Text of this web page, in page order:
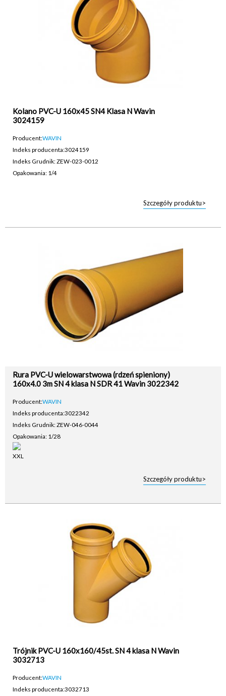
Kolano PVC-U 160x45 SN4 Klasa N Wavin
3024159
Producent:WAVIN
Indeks producenta:3024159
Indeks Grudnik: ZEW-023-0012
Opakowania: 1/4
Szczegóły produktu>
Rura PVC-U wielowarstwowa (rdzeń spieniony)
160x4.0 3m SN 4 klasa N SDR 41 Wavin 3022342
Producent:WAVIN
Indeks producenta:3022342
Indeks Grudnik: ZEW-046-0044
Opakowania: 1/28
Szczegóły produktu>
Trójnik PVC-U 160x160/45st. SN 4 klasa N Wavin
3032713
Producent:WAVIN
Indeks producenta:3032713